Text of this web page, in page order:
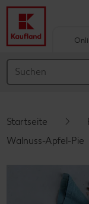
Hauptinhalt
Schwebender
Startseite
Walnuss-Apfel-Pie